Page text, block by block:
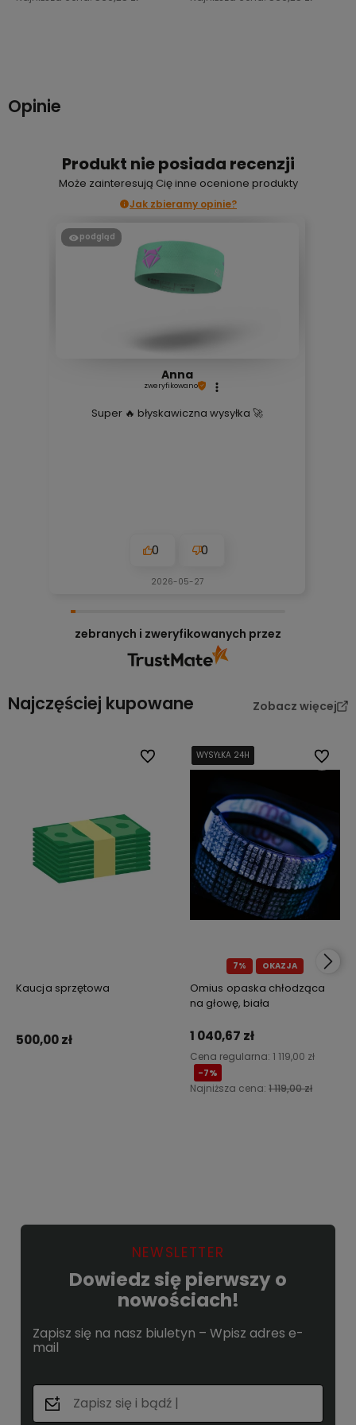
Opinie
Produkt nie posiada recenzji
Może zainteresują Cię inne ocenione produkty
Jak zbieramy opinie?
podgląd
Anna
zweryfikowano
Super 🔥 błyskawiczna wysyłka 🚀
0 0
2026-05-27
zebranych i zweryfikowanych przez
Najczęściej kupowane Zobacz więcej
Kaucja sprzętowa
500,00 zł
Do ulubionych
7% OKAZJA
WYSYŁKA 24H
WYSYŁKA 24H
WYSYŁKA 24H
WYSYŁKA 24H
Omius opaska chłodząca
na głowę, biała
1 040,67 zł
Cena regularna: 1 119,00 zł
-7%
Najniższa cena: 1 119,00 zł
Do
NEWSLETTER
Dowiedz się pierwszy o
nowościach!
Zapisz się na nasz biuletyn – Wpisz adres e-
mail